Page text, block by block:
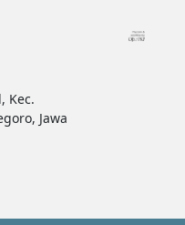
Kec.
Jawa